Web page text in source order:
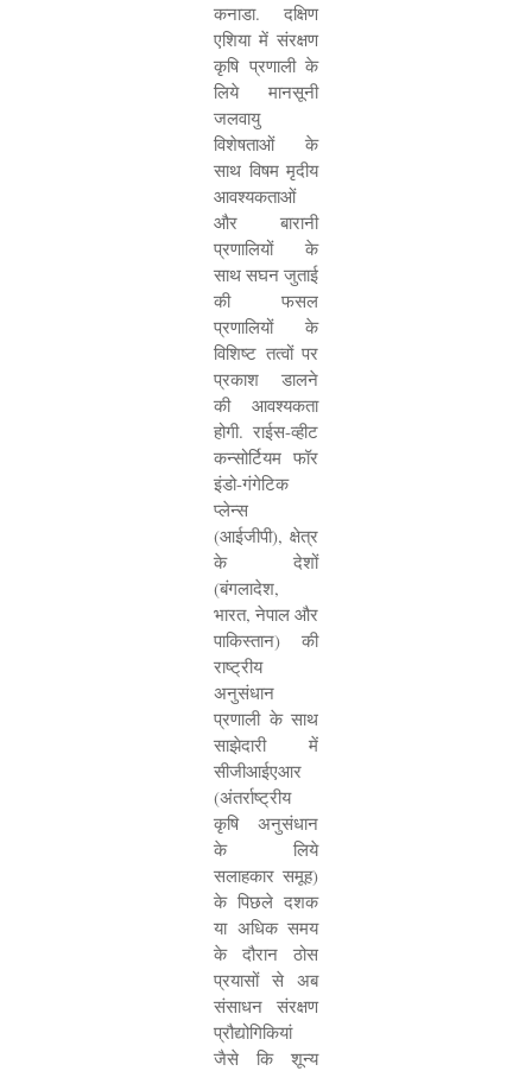
कनाडा. दक्षिण
एशिया में संरक्षण
कृषि प्रणाली के
लिये मानसूनी
जलवायु
विशेषताओं के
साथ विषम मृदीय
आवश्यकताओं
और बारानी
प्रणालियों के
साथ सघन जुताई
की फसल
प्रणालियों के
विशिष्ट तत्वों पर
प्रकाश डालने
की आवश्यकता
होगी. राईस-व्हीट
कन्सोर्टियम फॉर
इंडो-गंगेटिक
प्लेन्स
(आईजीपी), क्षेत्र
के देशों
(बंगलादेश,
भारत, नेपाल और
पाकिस्तान) की
राष्ट्रीय
अनुसंधान
प्रणाली के साथ
साझेदारी में
सीजीआईएआर
(अंतर्राष्ट्रीय
कृषि अनुसंधान
के लिये
सलाहकार समूह)
के पिछले दशक
या अधिक समय
के दौरान ठोस
प्रयासों से अब
संसाधन संरक्षण
प्रौद्योगिकियां
जैसे कि शून्य